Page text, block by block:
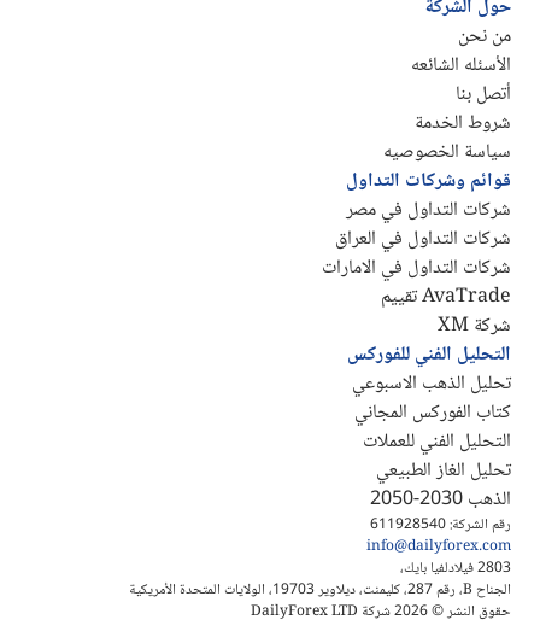
رقم الشركة: 611928540
info@dailyforex.com
2803 فيلادلفيا بايك،
الجناح B، رقم 287، كليمنت، ديلاوير 19703، الولايات المتحدة الأمريكية
حقوق النشر © 2026 شركة DailyForex LTD
حول الشركة
من نحن
الأسئله الشائعه
أتصل بنا
شروط الخدمة
سياسة الخصوصيه
قوائم وشركات التداول
شركات التداول في مصر
شركات التداول في العراق
شركات التداول في الامارات
AvaTrade تقييم
شركة XM
التحليل الفني للفوركس
تحليل الذهب الاسبوعي
كتاب الفوركس المجاني
التحليل الفني للعملات
تحليل الغاز الطبيعي
الذهب 2030-2050